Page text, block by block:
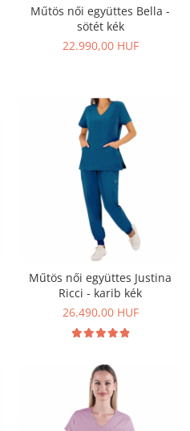
Műtös női együttes Bella -
sötét kék
22.990,00 HUF
Műtös női együttes Justina
Ricci - karib kék
26.490,00 HUF